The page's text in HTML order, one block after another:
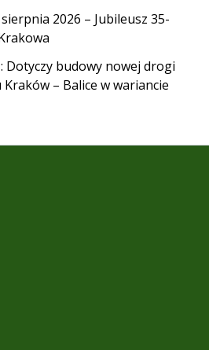
2026 – Jubileusz 35-
Dotyczy budowy nowej drogi
– Balice w wariancie